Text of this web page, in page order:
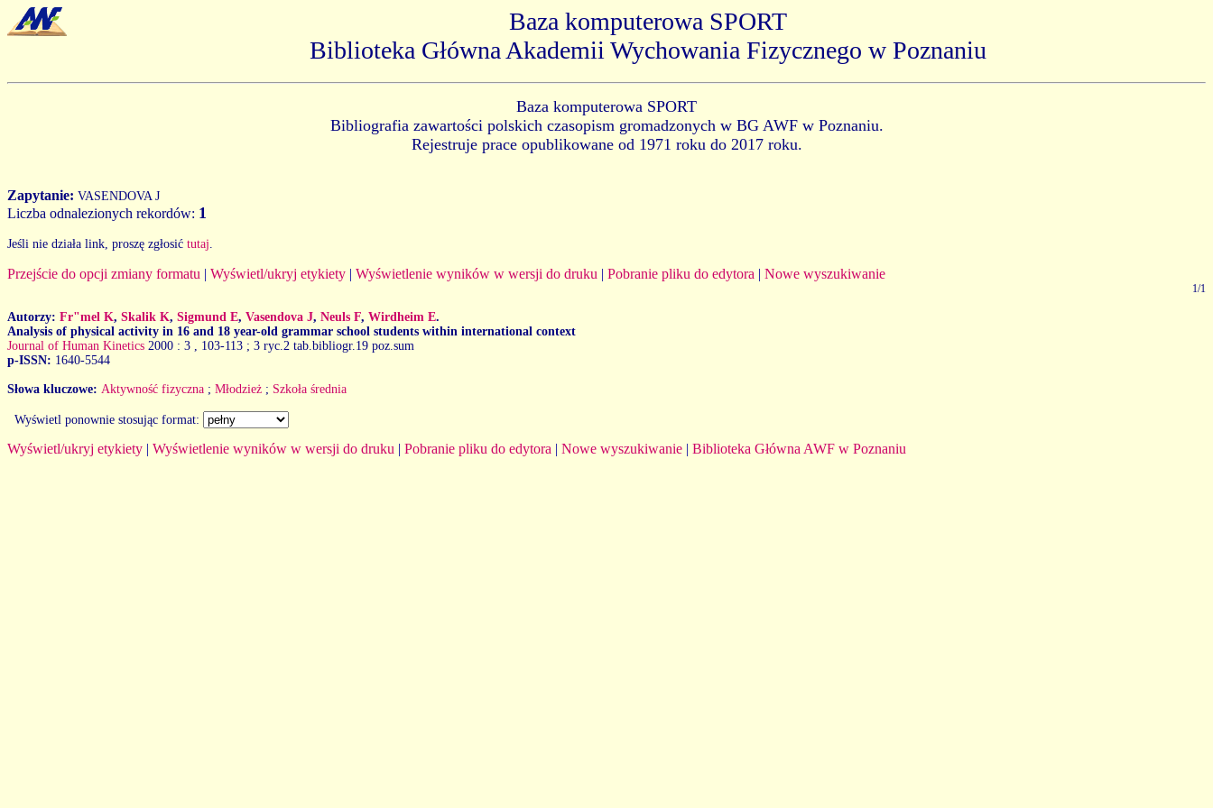
Baza komputerowa SPORT
Biblioteka Główna Akademii Wychowania Fizycznego w Poznaniu
Baza komputerowa SPORT
Bibliografia zawartości polskich czasopism gromadzonych w BG AWF w Poznaniu.
Rejestruje prace opublikowane od 1971 roku do 2017 roku.
Zapytanie: VASENDOVA J
Liczba odnalezionych rekordów: 1
Jeśli nie działa link, proszę zgłosić tutaj
Przejście do opcji zmiany formatu | Wyświetl/ukryj etykiety | Wyświetlenie wyników w wersji do druku | Pobranie pliku do edytora | Nowe wyszukiwanie
1/1
Autorzy: Fr"mel K, Skalik K, Sigmund E, Vasendova J, Neuls F, Wirdheim E.
Analysis of physical activity in 16 and 18 year-old grammar school students within international context
Journal of Human Kinetics 2000 : 3
, 103-113 ; 3 ryc.2 tab.bibliogr.19 poz.sum
p-ISSN: 1640-5544
Słowa kluczowe: Aktywność fizyczna ; Młodzież ; Szkoła średnia
Wyświetl ponownie stosując format:
Wyświetl/ukryj etykiety | Wyświetlenie wyników w wersji do druku | Pobranie pliku do edytora | Nowe wyszukiwanie | Biblioteka Główna AWF w Poznaniu